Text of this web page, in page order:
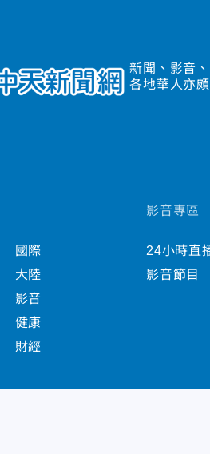
新聞、影音
各地華人亦
國際
大陸
影音
健康
財經
影音專區
24小時直
影音節目